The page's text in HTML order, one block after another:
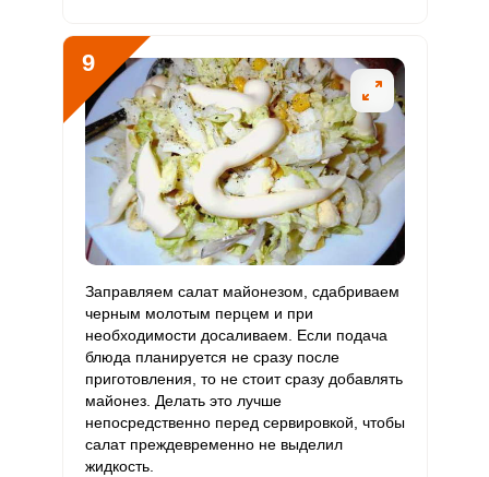
9
Заправляем салат майонезом, сдабриваем
черным молотым перцем и при
необходимости досаливаем. Если подача
блюда планируется не сразу после
приготовления, то не стоит сразу добавлять
майонез. Делать это лучше
непосредственно перед сервировкой, чтобы
салат преждевременно не выделил
жидкость.